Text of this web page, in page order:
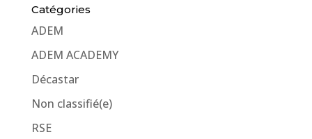
Catégories
ADEM
ADEM ACADEMY
Décastar
Non classifié(e)
RSE